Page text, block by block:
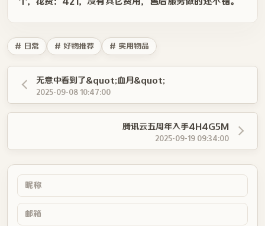
# 日常 # 好物推荐 # 实用物品
无意中看到了&quot;血月&quot;
2025-09-08 10:47:00
腾讯云五周年入手4H4G5M
2025-09-19 09:34:00